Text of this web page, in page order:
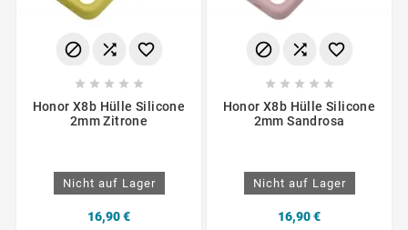
  
    
Honor X8b Hülle Silicone
2mm Zitrone
Nicht auf Lager
16,90 €
  
    
Honor X8b Hülle Silicone
2mm Sandrosa
Nicht auf Lager
16,90 €